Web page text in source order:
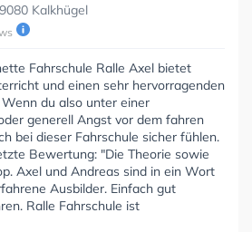
Kalkhügel
Fahrschule Ralle Axel bietet
und einen sehr hervorragenden
du also unter einer
generell Angst vor dem fahren
bei dieser Fahrschule sicher fühlen.
Bewertung: "Die Theorie sowie
Axel und Andreas sind in ein Wort
Ausbilder. Einfach gut
Ralle Fahrschule ist